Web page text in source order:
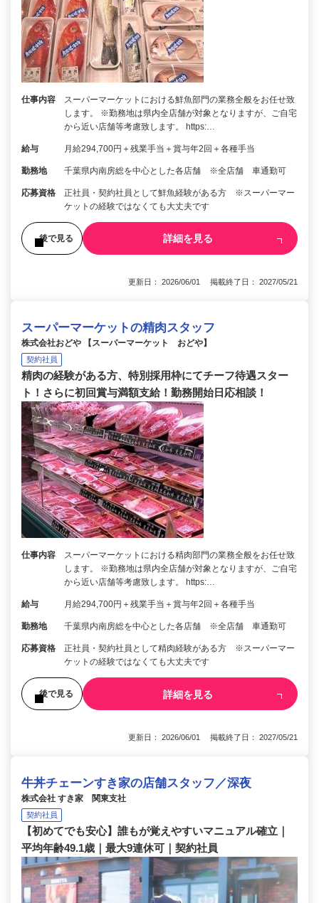
仕事内容
スーパーマーケットにおける鮮魚部門の業務全般をお任せ致
します。 ※勤務地は県内全店舗が対象となりますが、ご自宅
から近い店舗等考慮致します。 https:…
給与 月給294,700円＋残業手当＋賞与年2回＋各種手当
勤務地 千葉県内南房総を中心とした各店舗 ※全店舗 車通勤可
応募資格
正社員・契約社員として鮮魚経験がある方 ※スーパーマー
ケットの経験ではなくても大丈夫です
後で見る 詳細を見る
更新日： 2026/06/01 掲載終了日： 2027/05/21
スーパーマーケットの精肉スタッフ
株式会社おどや 【スーパーマーケット おどや】
契約社員
精肉の経験がある方、特別採用枠にてチーフ待遇スター
ト！さらに初回賞与満額支給！勤務開始日応相談！
仕事内容
スーパーマーケットにおける精肉部門の業務全般をお任せ致
します。 ※勤務地は県内全店舗が対象となりますが、ご自宅
から近い店舗等考慮致します。 https:…
給与 月給294,700円＋残業手当＋賞与年2回＋各種手当
勤務地 千葉県内南房総を中心とした各店舗 ※全店舗 車通勤可
応募資格
正社員・契約社員として精肉経験がある方 ※スーパーマー
ケットの経験ではなくても大丈夫です
後で見る 詳細を見る
更新日： 2026/06/01 掲載終了日： 2027/05/21
牛丼チェーンすき家の店舗スタッフ／深夜
株式会社 すき家 関東支社
契約社員
【初めてでも安心】誰もが覚えやすいマニュアル確立｜
平均年齢49.1歳｜最大9連休可｜契約社員